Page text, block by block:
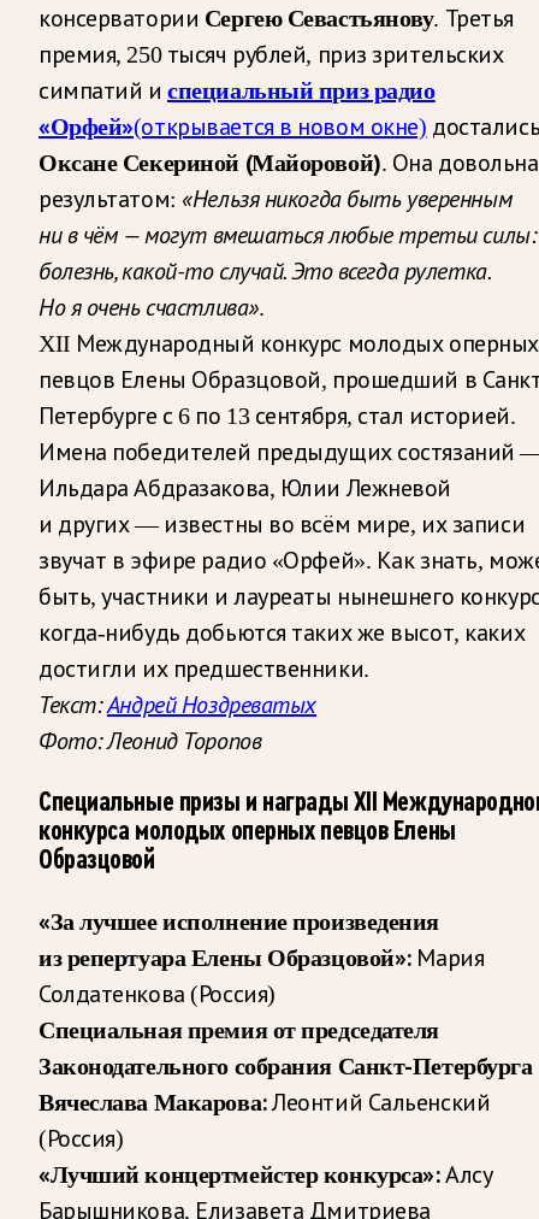
консерватории Сергею Севастьянову. Третья
премия, 250 тысяч рублей, приз зрительских
симпатий испециальный приз радио
«Орфей»(открывается в новом окне)
Оксане Секериной (Майоровой). Она довольна
результатом: «Нельзя никогда быть уверенным
ни в чём — могут вмешаться любые третьи силы:
болезнь, какой-то случай. Это всегда рулетка.
Но я очень счастлива».
XII Международный конкурс молодых оперных
певцов Елены Образцовой, прошедший в
Петербурге с 6 по 13 сентября, стал историей.
Имена победителей предыдущих состязаний
Ильдара Абдразакова, Юлии Лежневой
и других — известны во всём мире, их записи
звучат в эфире радио «Орфей». Как знать,
быть, участники и лауреаты нынешнего
когда-нибудь добьются таких же высот, каких
достигли их предшественники.
Текст:Андрей Ноздреватых
Фото: Леонид Торопов
Специальные призы и награды XII
конкурса молодых оперных певцов Елены
Образцовой
«За лучшее исполнение произведения
из репертуара Елены Образцовой»:Мария
Солдатенкова (Россия)
Специальная премия от председателя
Законодательного собрания Санкт-Петербурга
Вячеслава Макарова:Леонтий Сальенский
(Россия)
«Лучший концертмейстер конкурса»:Алсу
Барышникова, Елизавета Дмитриева